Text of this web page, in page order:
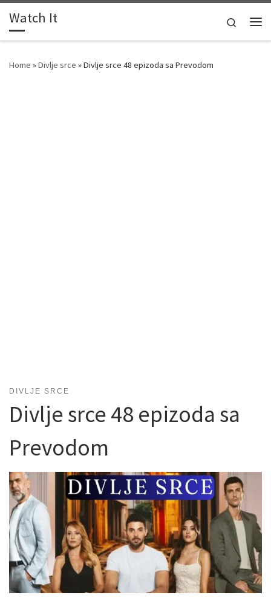
Skip to content
Watch It
Search
Home »Divlje srce »Divlje srce 48 epizoda sa Prevodom
DIVLJE SRCE
Divlje srce 48 epizoda sa
Prevodom